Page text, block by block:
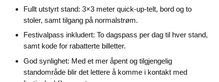
Fullt utstyrt stand: 3×3 meter quick-up-telt, bord og to
stoler, samt tilgang på normalstrøm.
Festivalpass inkludert: To dagspass per dag til hver stand,
samt kode for rabatterte billetter.
God synlighet: Med et mer åpent og tilgjengelig
standområde blir det lettere å komme i kontakt med